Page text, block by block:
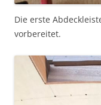
Die erste
vorbereitet.